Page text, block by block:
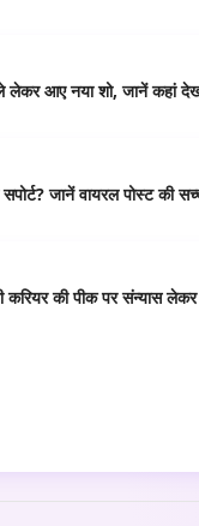
लेकर आए नया शो, जानें कहां
जानें वायरल पोस्ट की
की पीक पर संन्यास लेकर